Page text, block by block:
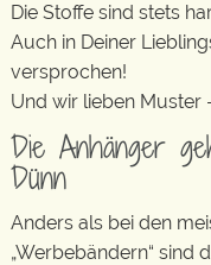
Die Stoffe sind stets
Auch in Deiner
versprochen!
Und wir lieben Muster
Die Anhänger
Dünn
Anders als bei den
„Werbebändern“ sind